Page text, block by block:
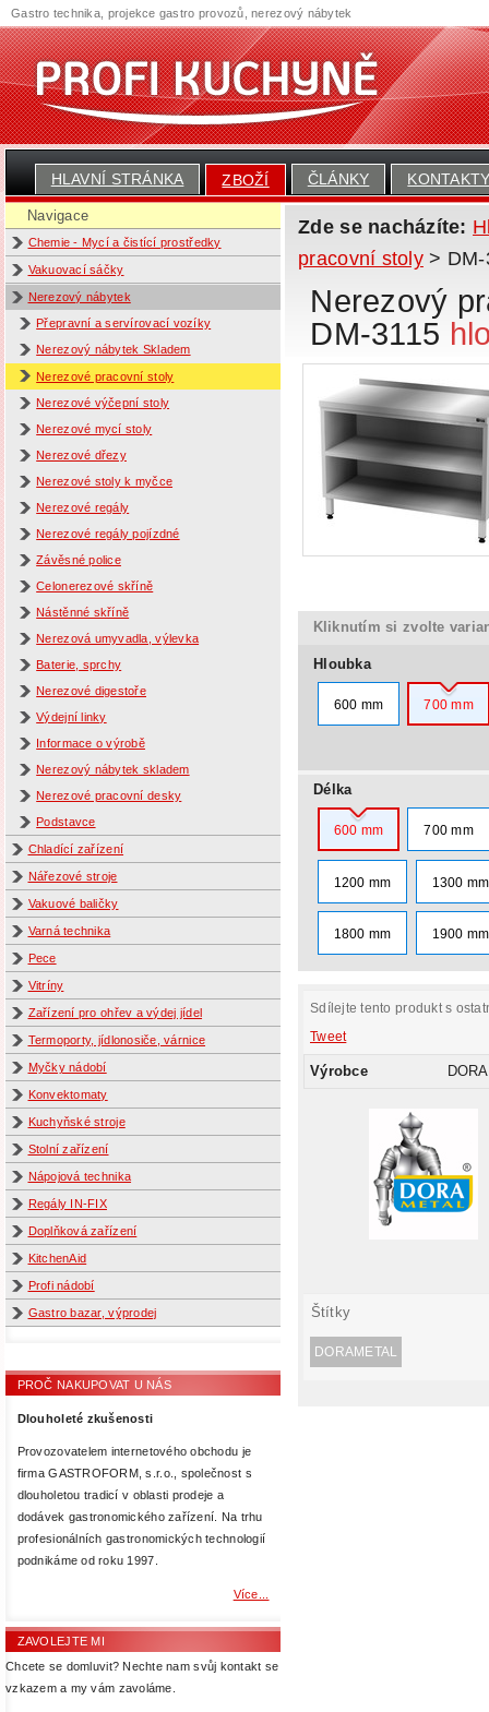
HLAVNÍ STRÁNKA ZBOŽÍ ČLÁNKY
Navigace
Chemie - Mycí a čistící prostředky
Vakuovací sáčky
Nerezový nábytek
Přepravní a servírovací vozíky
Nerezový nábytek Skladem
Nerezové pracovní stoly
Nerezové výčepní stoly
Nerezové mycí stoly
Nerezové dřezy
Nerezové stoly k myčce
Nerezové regály
Nerezové regály pojízdné
Závěsné police
Celonerezové skříně
Nástěnné skříně
Nerezová umyvadla, výlevka
Baterie, sprchy
Nerezové digestoře
Výdejní linky
Informace o výrobě
Nerezový nábytek skladem
Nerezové pracovní desky
Podstavce
Chladící zařízení
Nářezové stroje
Vakuové baličky
Varná technika
Pece
Vitríny
Zařízení pro ohřev a výdej jídel
Termoporty, jídlonosiče, várnice
Myčky nádobí
Konvektomaty
Kuchyňské stroje
Stolní zařízení
Nápojová technika
Regály IN-FIX
Doplňková zařízení
KitchenAid
Profi nádobí
Gastro bazar, výprodej
PROČ NAKUPOVAT U NÁS
Dlouholeté zkušenosti
Provozovatelem internetového obchodu je
firma GASTROFORM, s.r.o., společnost s
dlouholetou tradicí v oblasti prodeje a
dodávek gastronomického zařízení. Na trhu
profesionálních gastronomických technologií
podnikáme od roku 1997.
Více...
ZAVOLEJTE MI
Chcete se domluvit? Nechte nam svůj kontakt se
vzkazem a my vám zavoláme.
Zde se nacházíte:
pracovní stoly> DM-
Nerezový
DM-3115
Kliknutím si zvolte
Hloubka
600 mm 700 mm
Délka
600 mm 700 mm
1200 mm 1300 mm
1800 mm 1900 mm
Sdílejte tento produkt s
Tweet
Výrobce
Štítky
DORAMETAL
Gastro technika, projekce gastro provozů, nerezový nábytek